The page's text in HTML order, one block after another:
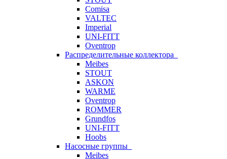
Comisa
VALTEC
Imperial
UNI-FITT
Oventrop
Распределительные коллектора
Meibes
STOUT
ASKON
WARME
Oventrop
ROMMER
Grundfos
UNI-FITT
Hoobs
Насосные группы
Meibes